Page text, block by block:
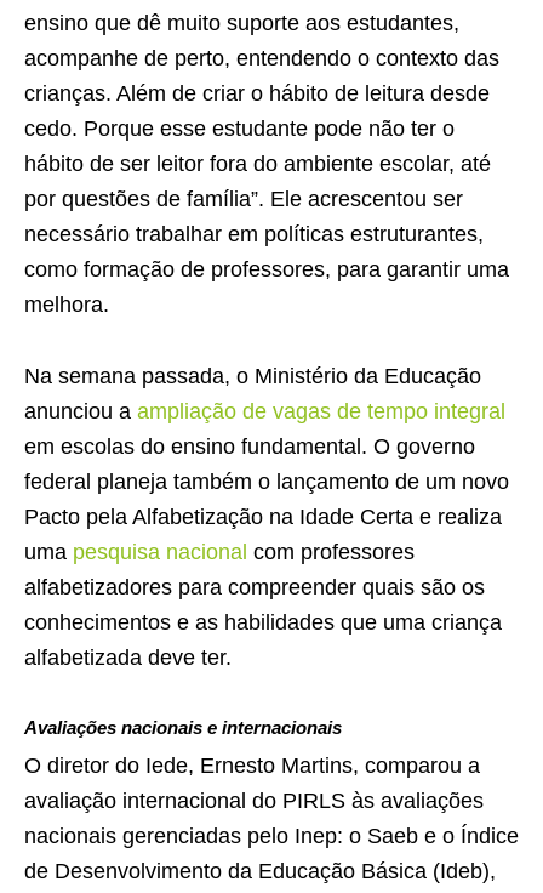
ensino que dê muito suporte aos estudantes,
acompanhe de perto, entendendo o contexto das
crianças. Além de criar o hábito de leitura desde
cedo. Porque esse estudante pode não ter o
hábito de ser leitor fora do ambiente escolar, até
por questões de família”. Ele acrescentou ser
necessário trabalhar em políticas estruturantes,
como formação de professores, para garantir uma
melhora.
Na semana passada, o Ministério da Educação
anunciou a ampliação de vagas de tempo integral
em escolas do ensino fundamental. O governo
federal planeja também o lançamento de um novo
Pacto pela Alfabetização na Idade Certa e realiza
uma pesquisa nacional com professores
alfabetizadores para compreender quais são os
conhecimentos e as habilidades que uma criança
alfabetizada deve ter.
Avaliações nacionais e internacionais
O diretor do Iede, Ernesto Martins, comparou a
avaliação internacional do PIRLS às avaliações
nacionais gerenciadas pelo Inep: o Saeb e o Índice
de Desenvolvimento da Educação Básica (Ideb),